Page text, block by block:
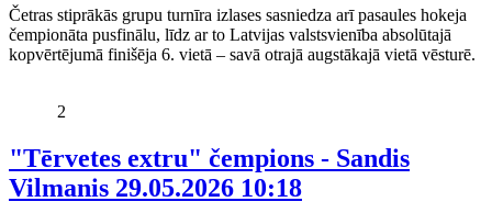
Četras stiprākās grupu turnīra izlases sasniedza arī pasaules hokeja
čempionāta pusfinālu, līdz ar to Latvijas valstsvienība absolūtajā
kopvērtējumā finišēja 6. vietā – savā otrajā augstākajā vietā vēsturē.
2
"Tērvetes extru" čempions - Sandis
Vilmanis 29.05.2026 10:18